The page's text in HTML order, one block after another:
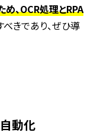
、OCR処理とRPA
べきであり、ぜひ導
動化